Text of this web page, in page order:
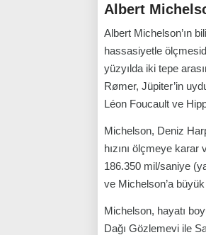
Albert
Albert Michelson’ın
hassasiyetle
yüzyılda iki tepe
Rømer, Jüpiter’in
Léon Foucault ve
Michelson, Deniz
hızını ölçmeye
186.350 mil/saniye
ve Michelson’a
Michelson, hayatı
Dağı Gözlemevi ile